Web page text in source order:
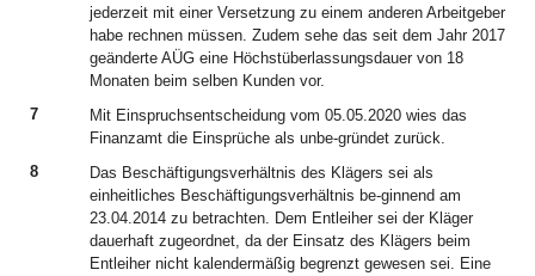
jederzeit mit einer Versetzung zu einem anderen Arbeitgeber
habe rechnen müssen. Zudem sehe das seit dem Jahr 2017
geänderte AÜG eine Höchstüberlassungsdauer von 18
Monaten beim selben Kunden vor.
7
Mit Einspruchsentscheidung vom 05.05.2020 wies das
Finanzamt die Einsprüche als unbe-gründet zurück.
8
Das Beschäftigungsverhältnis des Klägers sei als
einheitliches Beschäftigungsverhältnis be-ginnend am
23.04.2014 zu betrachten. Dem Entleiher sei der Kläger
dauerhaft zugeordnet, da der Einsatz des Klägers beim
Entleiher nicht kalendermäßig begrenzt gewesen sei. Eine